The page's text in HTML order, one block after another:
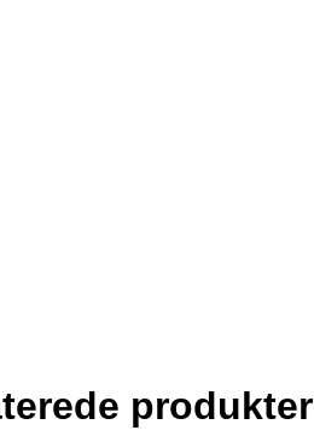
produkter